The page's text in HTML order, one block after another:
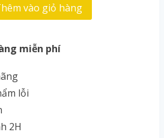
vào giỏ hàng
miễn phí
lỗi
2H